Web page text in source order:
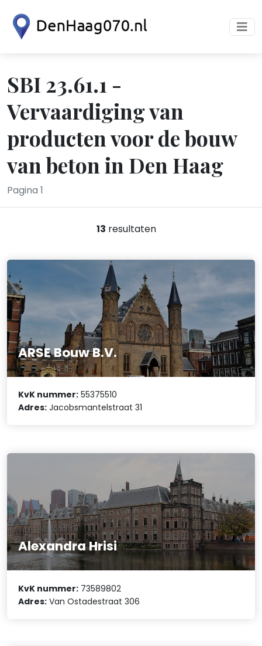
SBI 23.61.1 -
Vervaardiging van
producten voor de bouw
van beton in Den Haag
Pagina 1
13 resultaten
ARSE Bouw B.V.
KvK nummer: 55375510
Adres: Jacobsmantelstraat 31
Alexandra Hrisi
KvK nummer: 73589802
Adres: Van Ostadestraat 306